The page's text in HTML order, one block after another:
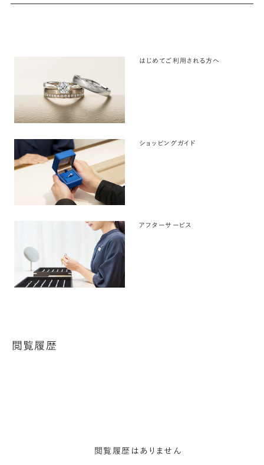
はじめてご利用される方へ
ショッピングガイド
アフターサービス
閲覧履歴
閲覧履歴はありません